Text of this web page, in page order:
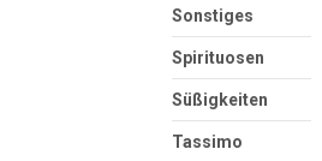
Sonstiges
Spirituosen
Süßigkeiten
Tassimo